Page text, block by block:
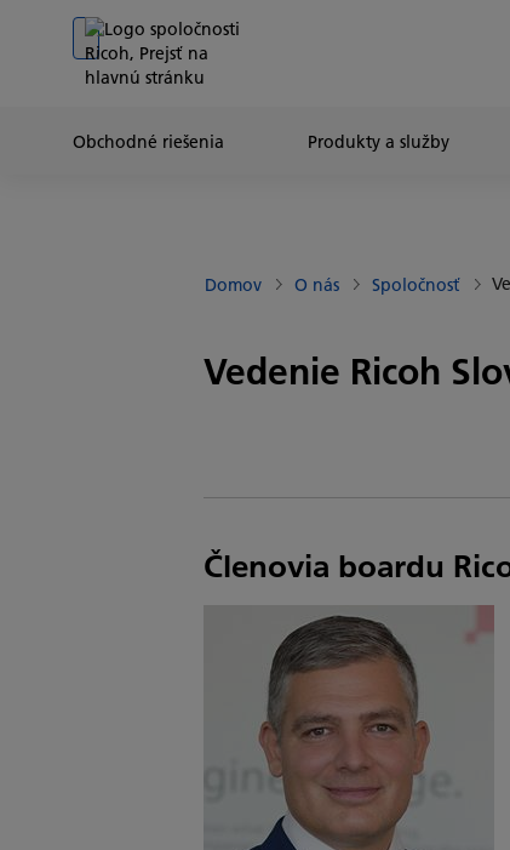
Go to banner
Go to content
Go to footer
Obchodné riešenia Produkty a služby
Domov O nás Spoločnosť
Vedenie Ricoh
Členovia boardu